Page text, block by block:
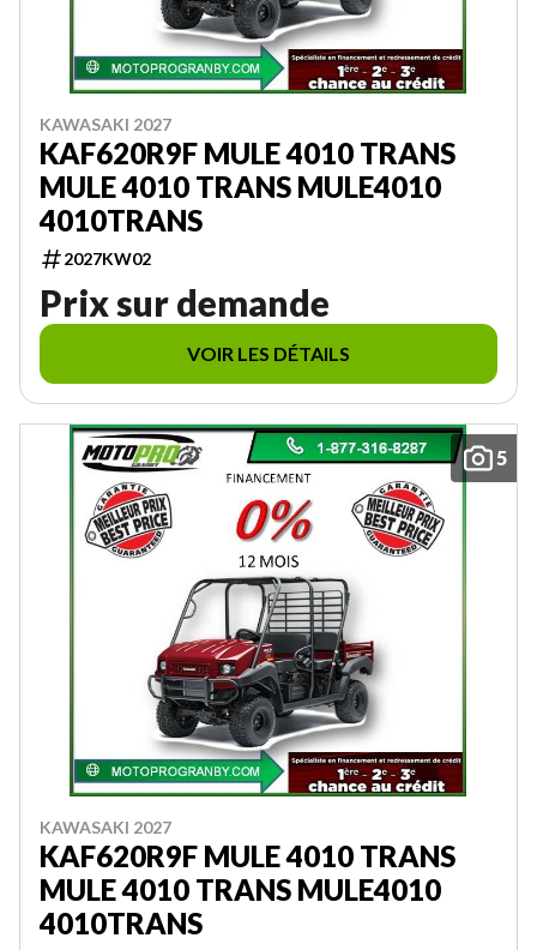
KAWASAKI 2027
KAF620R9F MULE 4010 TRANS
MULE 4010 TRANS MULE4010
4010TRANS
2027KW02
Prix sur demande
VOIR LES DÉTAILS
5
KAWASAKI 2027
KAF620R9F MULE 4010 TRANS
MULE 4010 TRANS MULE4010
4010TRANS